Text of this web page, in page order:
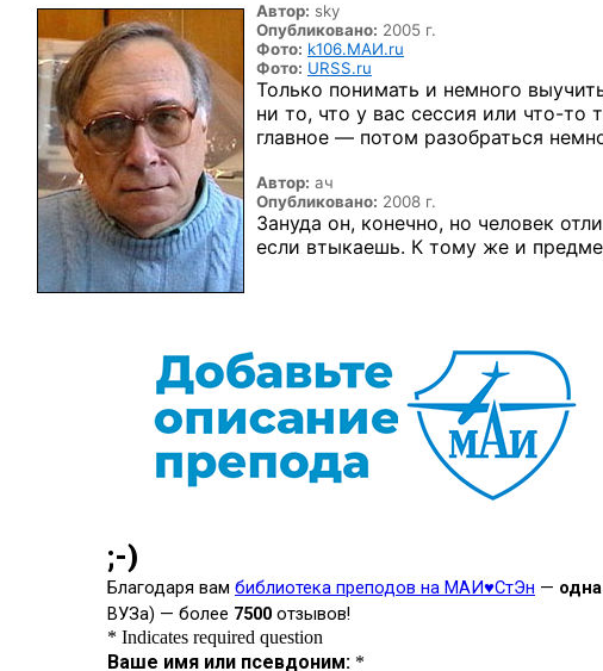
Автор: sky
Опубликовано: 2005 г.
Фото: k106.МАИ.ru
Фото: URSS.ru
Только понимать и немного
ни то, что у вас сессия или что-то
главное — потом разобраться
Автор: ач
Опубликовано: 2008 г.
Зануда он, конечно, но человек
если втыкаешь. К тому же и